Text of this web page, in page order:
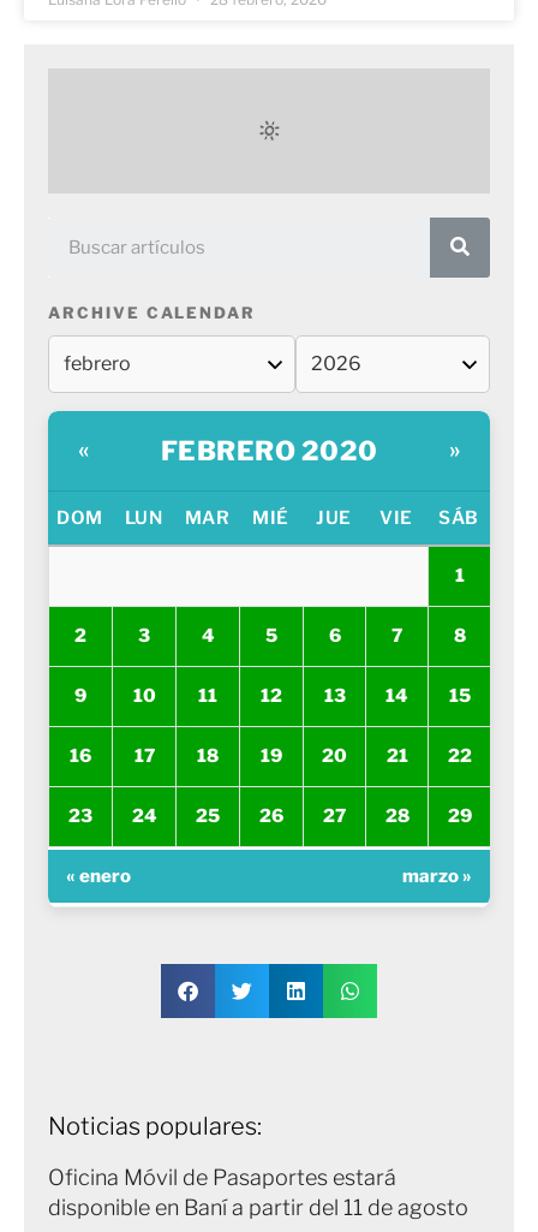
ARCHIVE CALENDAR
« FEBRERO 2020 »
DOM LUN MAR MIÉ JUE VIE SÁB
1
2 3 4 5 6 7 8
9 10 11 12 13 14 15
16 17 18 19 20 21 22
23 24 25 26 27 28 29
« enero marzo »
Noticias populares:
Oficina Móvil de Pasaportes estará
disponible en Baní a partir del 11 de agosto